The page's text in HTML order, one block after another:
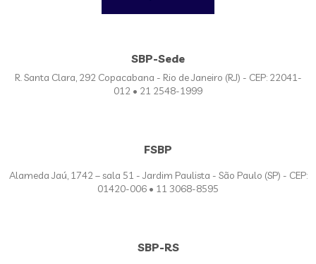
SBP-Sede
R. Santa Clara, 292 Copacabana - Rio de Janeiro (RJ) - CEP: 22041-
012 • 21 2548-1999
FSBP
Alameda Jaú, 1742 – sala 51 - Jardim Paulista - São Paulo (SP) - CEP:
01420-006 • 11 3068-8595
SBP-RS